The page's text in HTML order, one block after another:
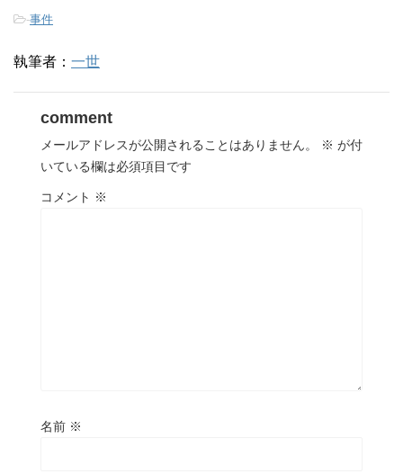
-事件
執筆者： 一世
comment
メールアドレスが公開されることはありません。 ※ が付
いている欄は必須項目です
コメント ※
名前 ※